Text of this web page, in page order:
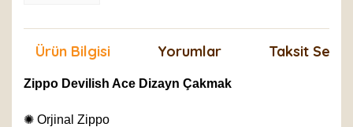
Ürün Bilgisi Yorumlar Taksit
Zippo Devilish Ace Dizayn Çakmak
✺ Orjinal Zippo